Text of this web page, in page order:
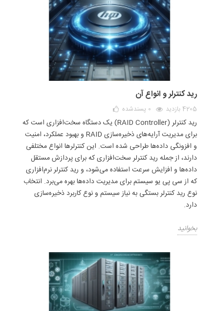
رید کنترلر و انواع آن
4205 بازدید 0 پسندشده
رید کنترلر (RAID Controller) یک دستگاه سخت‌افزاری است که
برای مدیریت آرایه‌های ذخیره‌سازی RAID و بهبود عملکرد، امنیت
و افزونگی داده‌ها طراحی شده است. این کنترلرها انواع مختلفی
دارند، از جمله رید کنترلر سخت‌افزاری که برای پردازش مستقل
داده‌ها و افزایش سرعت استفاده می‌شود، و رید کنترلر نرم‌افزاری
که از سی پی یو سیستم برای مدیریت داده‌ها بهره می‌برد. انتخاب
نوع رید کنترلر بستگی به نیاز سیستم و نوع کاربرد ذخیره‌سازی
دارد.
بخوانید